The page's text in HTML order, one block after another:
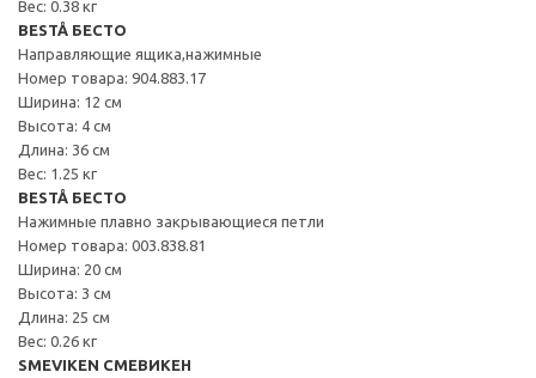
Вес: 0.38 кг
BESTÅ БЕСТО
Направляющие ящика,нажимные
Номер товара: 904.883.17
Ширина: 12 см
Высота: 4 см
Длина: 36 см
Вес: 1.25 кг
BESTÅ БЕСТО
Нажимные плавно закрывающиеся петли
Номер товара: 003.838.81
Ширина: 20 см
Высота: 3 см
Длина: 25 см
Вес: 0.26 кг
SMEVIKEN СМЕВИКЕН